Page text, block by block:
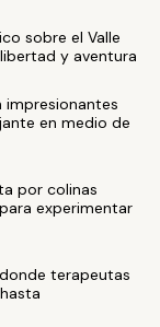
sobre el Valle
y aventura
impresionantes
en medio de
por colinas
experimentar
terapeutas